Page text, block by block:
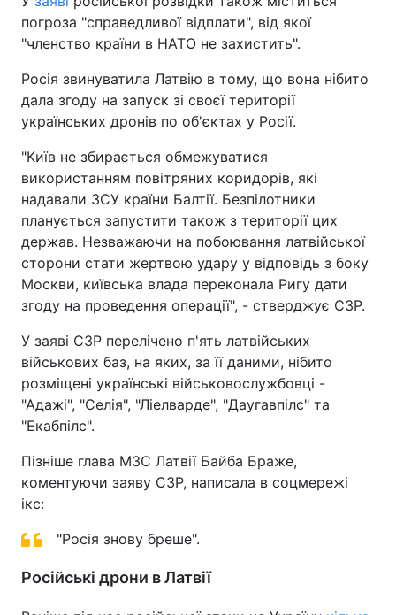
погроза "справедливої відплати", від якої
"членство країни в НАТО не захистить".
Росія звинуватила Латвію в тому, що вона нібито
дала згоду на запуск зі своєї території
українських дронів по об'єктах у Росії.
"Київ не збирається обмежуватися
використанням повітряних коридорів, які
надавали ЗСУ країни Балтії. Безпілотники
планується запустити також з території цих
держав. Незважаючи на побоювання латвійської
сторони стати жертвою удару у відповідь з боку
Москви, київська влада переконала Ригу дати
згоду на проведення операції", - стверджує СЗР.
У заяві СЗР перелічено п'ять латвійських
військових баз, на яких, за її даними, нібито
розміщені українські військовослужбовці -
"Адажі", "Селія", "Ліелварде", "Даугавпілс" та
"Екабпілс".
Пізніше глава МЗС Латвії Байба Браже,
коментуючи заяву СЗР, написала в соцмережі
ікс:
"Росія знову бреше".
Російські дрони в Латвії